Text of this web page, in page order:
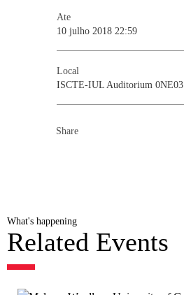
Ate
10 julho 2018 22:59
Local
ISCTE-IUL Auditorium 0NE03
Share
What's happening
Related Events